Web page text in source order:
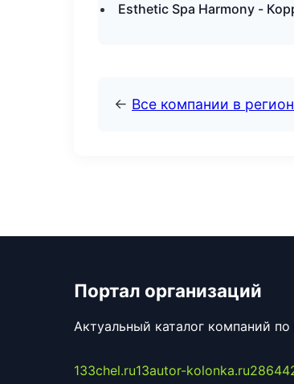
Esthetic Spa Harmony -
← Все компании в
Портал организаций
Актуальный каталог компаний
133chel.ru13autor-kolonka.ru